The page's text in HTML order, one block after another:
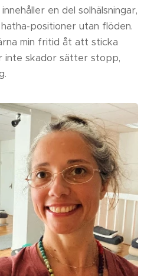
en del solhälsningar,
positioner utan flöden.
min fritid åt att sticka
inte skador sätter stopp,